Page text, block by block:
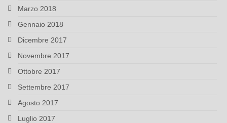
Marzo 2018
Gennaio 2018
Dicembre 2017
Novembre 2017
Ottobre 2017
Settembre 2017
Agosto 2017
Luglio 2017